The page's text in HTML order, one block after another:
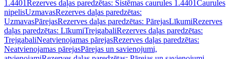
1.4401Rezerves daļas paredzētas: Sistēmas caurules 1.4401Caurules
nipelisUzmavasRezerves daļas paredzētas:
UzmavasPārejasRezerves daļas paredzētas: PārejasLīkumiRezerves
daļas paredzētas: LīkumiTrejgabaliRezerves daļas paredzētas:
TrejgabaliNeatvienojamas pārejasRezerves daļas paredzētas:
Neatvienojamas pārejasPārejas un savienojumi,